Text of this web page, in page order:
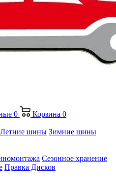
0 Корзина 0
Летние шины Зимние шины
Сезонное хранение
Правка Дисков